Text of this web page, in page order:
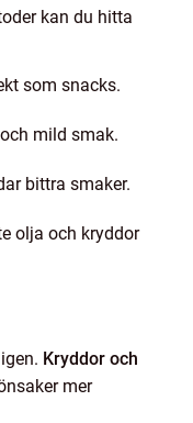
kan du hitta
som snacks.
mild smak.
bittra smaker.
olja och kryddor
Kryddor och
mer